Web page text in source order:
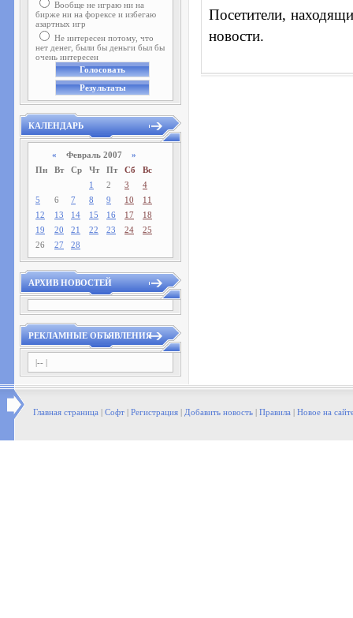
Вообще не играю ни на
бирже ни на форексе и избегаю
азартных игр
Не интересен потому, что
нет денег, были бы деньги был бы
очень интересен
КАЛЕНДАРЬ
« Февраль 2007 »
Пн
Вт Ср Чт Пт Сб
Вс
1
2 3
4
5
6 7 8 9 10
11
12
13 14 15 16 17
18
19
20 21 22 23 24
25
26
27 28
АРХИВ НОВОСТЕЙ
РЕКЛАМНЫЕ ОБЪЯВЛЕНИЯ
|-- |
Посетители,
новости.
Главная страница | Софт | Регистрация | Добавить новость | Правила | Новое на